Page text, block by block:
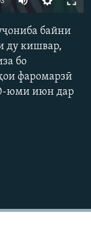
720p
байни
ду кишвар,
бо
фаромарзӣ
юми июн дар